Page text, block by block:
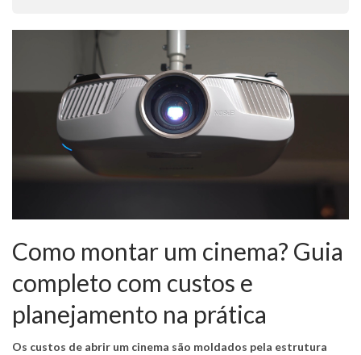
Como montar um cinema? Guia
completo com custos e
planejamento na prática
Os custos de abrir um cinema são moldados pela estrutura